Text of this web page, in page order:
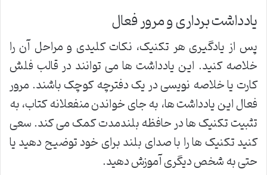
یادداشت برداری و مرور فعال
پس از یادگیری هر تکنیک، نکات کلیدی و مراحل آن را
خلاصه کنید. این یادداشت ها می توانند در قالب فلش
کارت یا خلاصه نویسی در یک دفترچه کوچک باشند. مرور
فعال این یادداشت ها، به جای خواندن منفعلانه کتاب، به
تثبیت تکنیک ها در حافظه بلندمدت کمک می کند. سعی
کنید تکنیک ها را با صدای بلند برای خود توضیح دهید یا
حتی به شخص دیگری آموزش دهید.